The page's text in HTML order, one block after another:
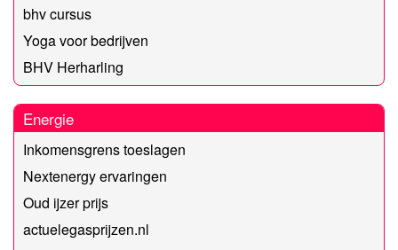
bhv cursus
Yoga voor bedrijven
BHV Herharling
Energie
Inkomensgrens toeslagen
Nextenergy ervaringen
Oud ijzer prijs
actuelegasprijzen.nl